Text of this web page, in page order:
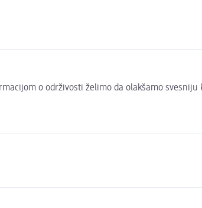
o održivosti želimo da olakšamo